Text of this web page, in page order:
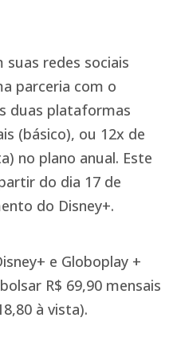
suas redes sociais
parceria com o
duas plataformas
(básico), ou 12x de
no plano anual. Este
do dia 17 de
do Disney+.
e Globoplay +
R$ 69,90 mensais
à vista).